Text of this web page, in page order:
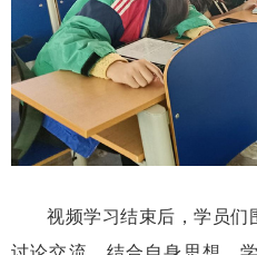
视频学习结束后，学员们